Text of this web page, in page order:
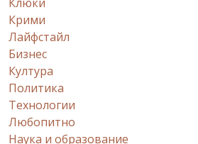
Крими
Лайфстайл
Бизнес
Култура
Политика
Технологии
Любопитно
Наука и образование